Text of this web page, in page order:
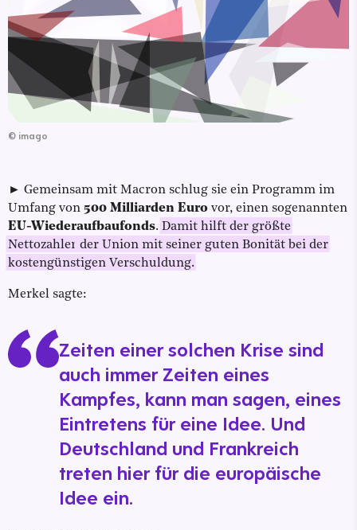
© imago
► Gemeinsam mit Macron schlug sie ein Programm im
Umfang von 500 Milliarden Euro vor, einen sogenannten
EU-Wiederaufbaufonds. Damit hilft der größte
Nettozahler der Union mit seiner guten Bonität bei der
kostengünstigen Verschuldung.
Merkel sagte:
Zeiten einer solchen Krise sind
auch immer Zeiten eines
Kampfes, kann man sagen, eines
Eintretens für eine Idee. Und
Deutschland und Frankreich
treten hier für die europäische
Idee ein.